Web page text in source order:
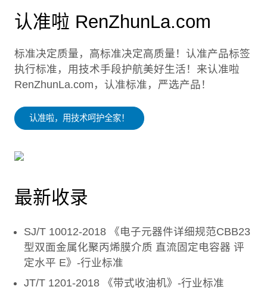
认准啦 RenZhunLa.com
标准决定质量，高标准决定高质量！认准产品标签
执行标准，用技术手段护航美好生活！来认准啦
RenZhunLa.com，认准标准，严选产品！
认准啦，用技术呵护全家！
最新收录
SJ/T 10012-2018 《电子元器件详细规范CBB23
型双面金属化聚丙烯膜介质 直流固定电容器 评
定水平 E》-行业标准
JT/T 1201-2018 《带式收油机》-行业标准